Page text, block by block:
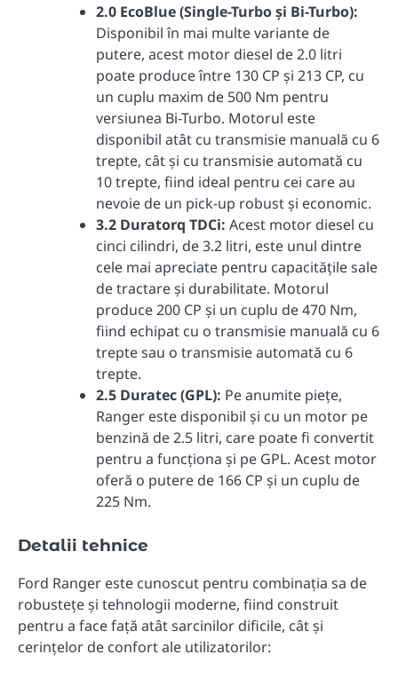
2.0 EcoBlue (Single-Turbo și Bi-Turbo):
Disponibil în mai multe variante de
putere, acest motor diesel de 2.0 litri
poate produce între 130 CP și 213 CP, cu
un cuplu maxim de 500 Nm pentru
versiunea Bi-Turbo. Motorul este
disponibil atât cu transmisie manuală cu 6
trepte, cât și cu transmisie automată cu
10 trepte, fiind ideal pentru cei care au
nevoie de un pick-up robust și economic.
3.2 Duratorq TDCi: Acest motor diesel cu
cinci cilindri, de 3.2 litri, este unul dintre
cele mai apreciate pentru capacitățile sale
de tractare și durabilitate. Motorul
produce 200 CP și un cuplu de 470 Nm,
fiind echipat cu o transmisie manuală cu 6
trepte sau o transmisie automată cu 6
trepte.
2.5 Duratec (GPL): Pe anumite piețe,
Ranger este disponibil și cu un motor pe
benzină de 2.5 litri, care poate fi convertit
pentru a funcționa și pe GPL. Acest motor
oferă o putere de 166 CP și un cuplu de
225 Nm.
Detalii tehnice
Ford Ranger este cunoscut pentru combinația sa de
robustețe și tehnologii moderne, fiind construit
pentru a face față atât sarcinilor dificile, cât și
cerințelor de confort ale utilizatorilor: